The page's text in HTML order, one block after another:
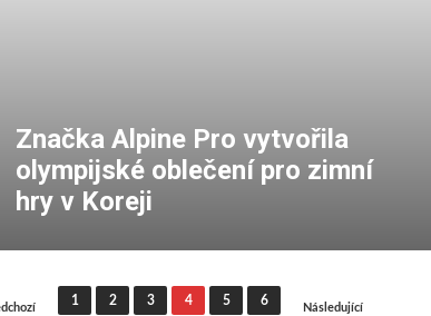
Značka Alpine Pro vytvořila
olympijské oblečení pro zimní
hry v Koreji
1 2 3 4 5 6
Následující